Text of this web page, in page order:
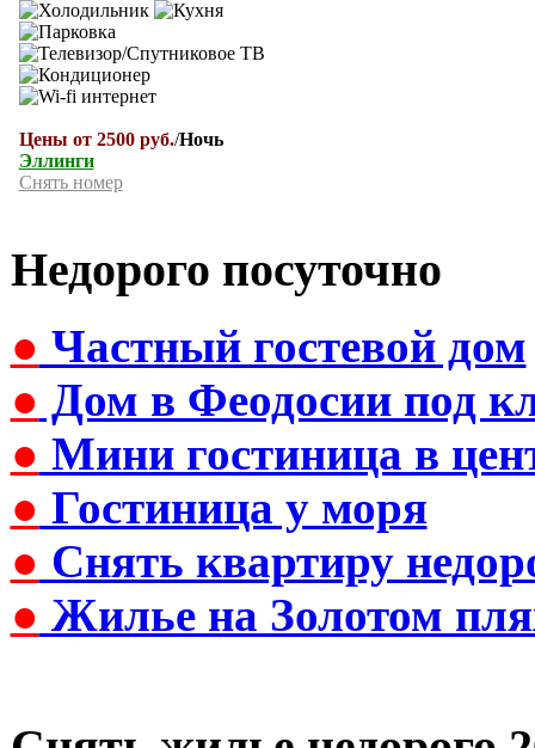
Цены от 2500 руб./Ночь
Эллинги
Снять номер
Недорого посуточно
● Частный гостевой дом
● Дом в Феодосии под
● Мини гостиница в
● Гостиница у моря
● Снять квартиру
● Жилье на Золотом